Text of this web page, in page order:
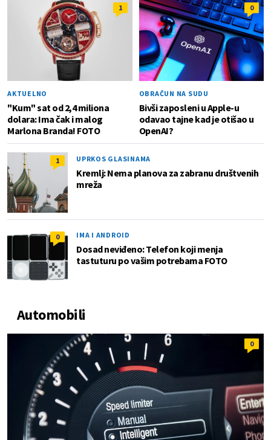
1
AKTUELNO
"Kum" sat od 2,4 miliona
dolara: Ima čak i malog
Marlona Branda! FOTO
0
OBRAČUN NA SUDU
Bivši zaposleni u Apple-u
odavao tajne kad je otišao u
OpenAI?
1 UPRKOS GLASINAMA
Kremlj: Nema planova za zabranu društvenih
mreža
0 IMA I ANDROID
Dosad neviđeno: Telefon koji menja
tastuturu po vašim potrebama FOTO
Automobili
0